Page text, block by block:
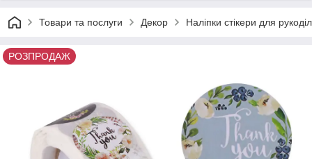
Товари та послуги Декор Наліпки стікери для
РОЗПРОДАЖ